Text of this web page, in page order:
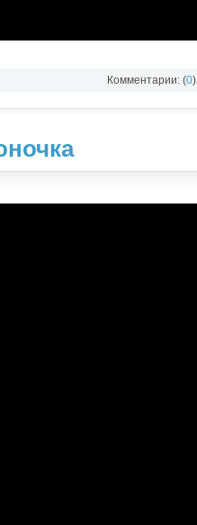
Комментарии: (0)